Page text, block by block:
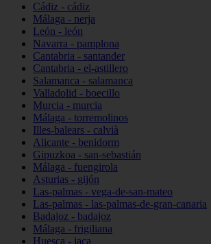
Cádiz - cádiz
Málaga - nerja
León - león
Navarra - pamplona
Cantabria - santander
Cantabria - el-astillero
Salamanca - salamanca
Valladolid - boecillo
Murcia - murcia
Málaga - torremolinos
Illes-balears - calvià
Alicante - benidorm
Gipuzkoa - san-sebastián
Málaga - fuengirola
Asturias - gijón
Las-palmas - vega-de-san-mateo
Las-palmas - las-palmas-de-gran-canaria
Badajoz - badajoz
Málaga - frigiliana
Huesca - jaca